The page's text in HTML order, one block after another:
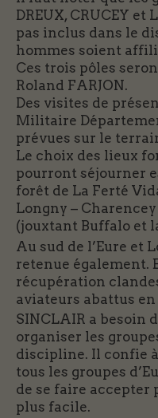
DREUX, CRUCEY et
pas inclus dans le
hommes soient
Ces trois pôles
Roland FARJON.
Des visites de
Militaire
prévues sur le
Le choix des lieux
pourront séjourner
forêt de La Ferté
Longny – Charencey
(jouxtant Buffalo et
Au sud de l’Eure et
retenue également.
récupération
aviateurs abattus
SINCLAIR a besoin
organiser les
discipline. Il confie
tous les groupes
de se faire accepter
plus facile.